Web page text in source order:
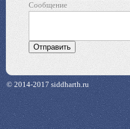
Сообщение
© 2014-2017 siddharth.ru